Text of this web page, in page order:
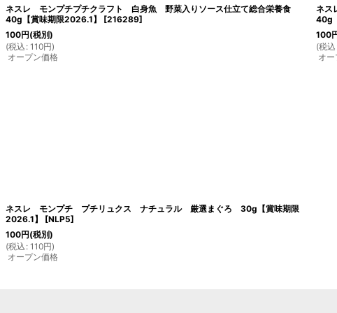
ネスレ モンプチプチクラフト 白身魚 野菜入りソース仕立て総合栄養食
40g【賞味期限2026.1】
[216289]
100円(税別)
(税込 : 110円)
オープン価格
ネス
40g
100
(税込
オ
ネスレ モンプチ プチリュクス ナチュラル 厳選まぐろ 30g【賞味期限
2026.1】
[NLP5]
100円(税別)
(税込 : 110円)
オープン価格